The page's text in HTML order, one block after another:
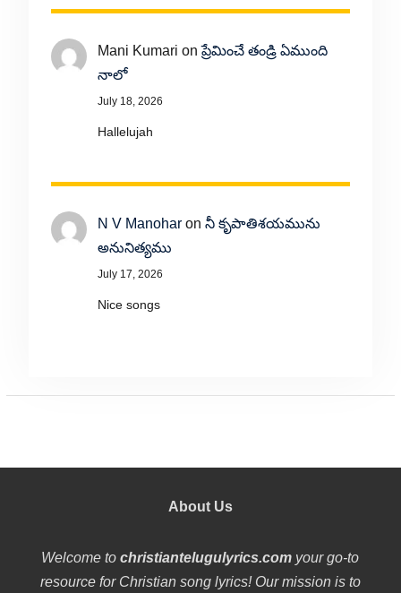
Mani Kumari onప్రేమించే తండ్రి ఏముంది
నాలో
July 18, 2026
Hallelujah
N V Manoharon నీ కృపాతిశయమును
అనునిత్యము
July 17, 2026
Nice songs
About Us
Welcome tochristiantelugulyrics.com your go-to
resource for Christian song lyrics! Our mission is to